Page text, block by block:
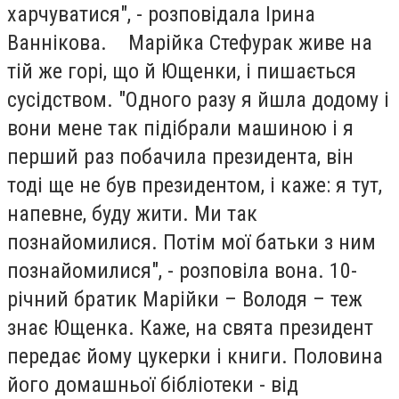
харчуватися", - розповідала Ірина
Ваннікова. Марійка Стефурак живе на
тій же горі, що й Ющенки, і пишається
сусідством. "Одного разу я йшла додому і
вони мене так підібрали машиною і я
перший раз побачила президента, він
тоді ще не був президентом, і каже: я тут,
напевне, буду жити. Ми так
познайомилися. Потім мої батьки з ним
познайомилися", - розповіла вона. 10-
річний братик Марійки – Володя – теж
знає Ющенка. Каже, на свята президент
передає йому цукерки і книги. Половина
його домашньої бібліотеки - від